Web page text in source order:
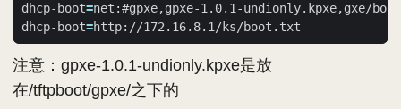
dhcp-boot=
dhcp-boot=
注意：gpxe-1.0.1-undionly.kpxe是放
在/tftpboot/gpxe/之下的